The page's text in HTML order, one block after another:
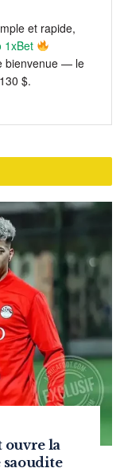
et rapide,
1xBet
bienvenue — le
130 $.
ouvre la
saoudite